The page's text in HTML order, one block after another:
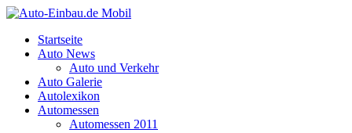
Startseite
Auto News
Auto und Verkehr
Auto Galerie
Autolexikon
Automessen
Automessen 2011